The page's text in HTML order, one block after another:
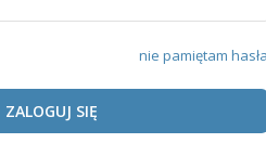
nie pamiętam hasła
ZALOGUJ SIĘ